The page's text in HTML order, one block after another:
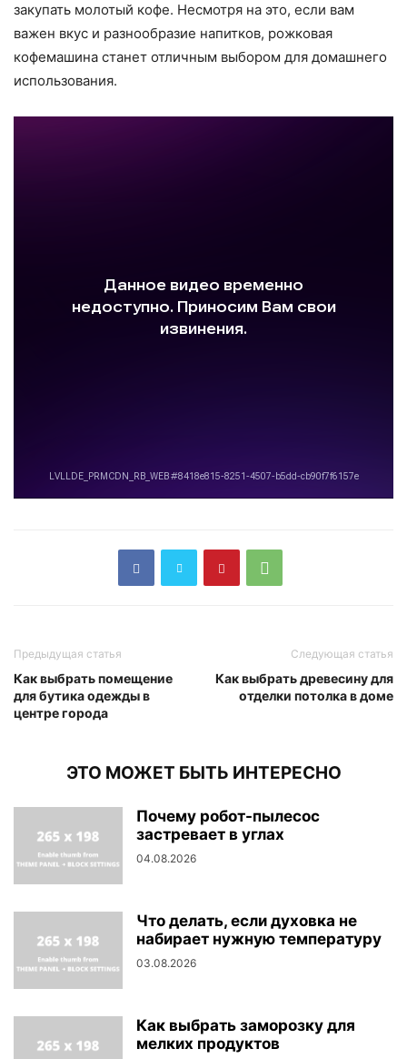
закупать молотый кофе. Несмотря на это, если вам
важен вкус и разнообразие напитков, рожковая
кофемашина станет отличным выбором для домашнего
использования.
Предыдущая статья
Как выбрать помещение
для бутика одежды в
центре города
Следующая статья
Как выбрать древесину для
отделки потолка в доме
ЭТО МОЖЕТ БЫТЬ ИНТЕРЕСНО
Почему робот-пылесос
застревает в углах
04.08.2026
Что делать, если духовка не
набирает нужную температуру
03.08.2026
Как выбрать заморозку для
мелких продуктов